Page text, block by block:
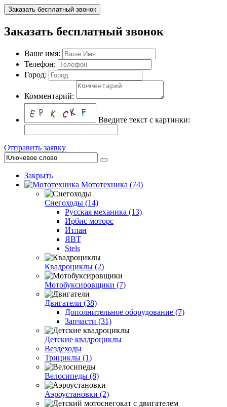
Заказать бесплатный звонок
Заказать бесплатный звонок
Ваше имя:
Телефон:
Город:
Комментарий:
Введите текст с картинки:
Отправить заявку
Закрыть
Мототехника (74)
Снегоходы (14)
Русская механика (13)
Ирбис моторс
Итлан
ЯВТ
Stels
Квадроциклы (2)
Мотобуксировщики (7)
Двигатели (38)
Дополнительное оборудование (7)
Запчасти (31)
Детские квадроциклы
Вездеходы
Трициклы (1)
Велосипеды (8)
Аэроустановки (2)